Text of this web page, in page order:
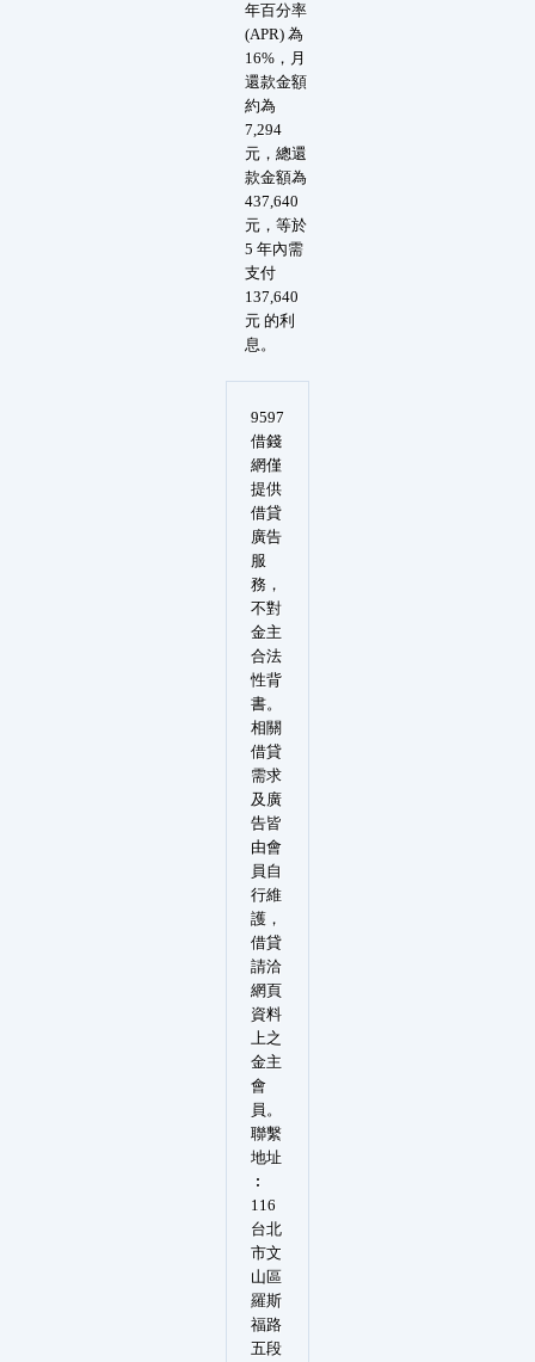
年百分率
(APR) 為
16%，月
還款金額
約為
7,294
元，總還
款金額為
437,640
元，等於
5 年內需
支付
137,640
元 的利
息。
9597
借錢
網僅
提供
借貸
廣告
服
務，
不對
金主
合法
性背
書。
相關
借貸
需求
及廣
告皆
由會
員自
行維
護，
借貸
請洽
網頁
資料
上之
金主
會
員。
聯繫
地址
︰
116
台北
市文
山區
羅斯
福路
五段